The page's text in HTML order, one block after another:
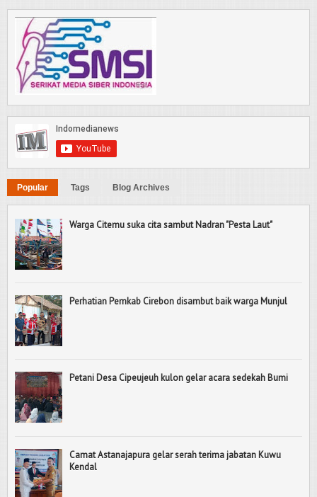
Popular Tags Blog Archives
Warga Citemu suka cita sambut Nadran "Pesta Laut"
Perhatian Pemkab Cirebon disambut baik warga Munjul
Petani Desa Cipeujeuh kulon gelar acara sedekah Bumi
Camat Astanajapura gelar serah terima jabatan Kuwu
Kendal